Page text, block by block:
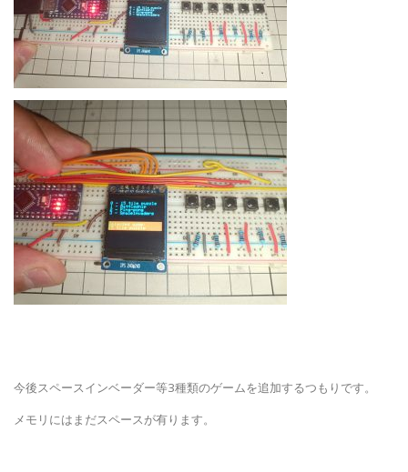
今後スペースインベーダー等3種類のゲームを追加するつもりです。
メモリにはまだスペースが有ります。